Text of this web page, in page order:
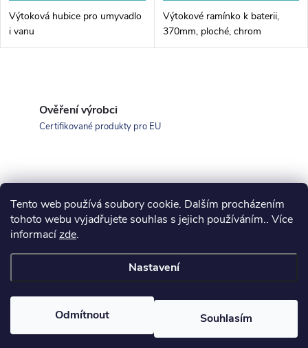
Tento web používá soubory cookie. Dalším procházením
tohoto webu vyjadřujete souhlas s jejich používáním.. Více
informacízde.
Nastavení
Odmítnout Souhlasím
Výtoková hubice pro umyvadlo
i vanu
Výtokové ramínko k baterii,
370mm, ploché, chrom
á
d
a
c
í
r
Ověření výrobci
Certifikované produkty pro EU
Z
á
p
a
koupelny-sanita.cz kupelne-online.sk
eshopsanita.cz. Všechna práva vyhrazena.